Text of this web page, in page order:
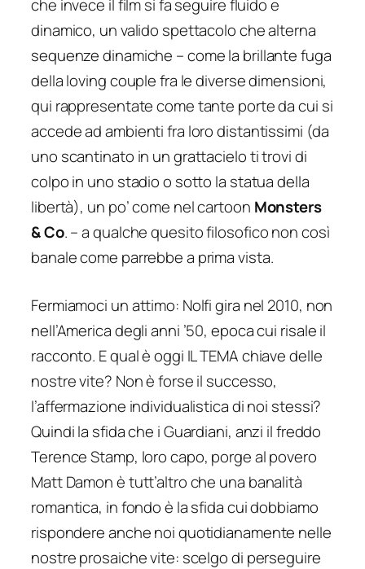
che invece il film si fa seguire fluido e
dinamico, un valido spettacolo che alterna
sequenze dinamiche – come la brillante fuga
della loving couple fra le diverse dimensioni,
qui rappresentate come tante porte da cui si
accede ad ambienti fra loro distantissimi (da
uno scantinato in un grattacielo ti trovi di
colpo in uno stadio o sotto la statua della
libertà), un po’ come nel cartoon Monsters
& Co. – a qualche quesito filosofico non così
banale come parrebbe a prima vista.
Fermiamoci un attimo: Nolfi gira nel 2010, non
nell’America degli anni ’50, epoca cui risale il
racconto. E qual è oggi IL TEMA chiave delle
nostre vite? Non è forse il successo,
l’affermazione individualistica di noi stessi?
Quindi la sfida che i Guardiani, anzi il freddo
Terence Stamp, loro capo, porge al povero
Matt Damon è tutt’altro che una banalità
romantica, in fondo è la sfida cui dobbiamo
rispondere anche noi quotidianamente nelle
nostre prosaiche vite: scelgo di perseguire